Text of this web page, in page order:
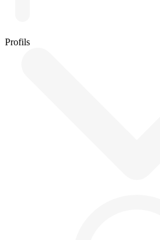
Profils